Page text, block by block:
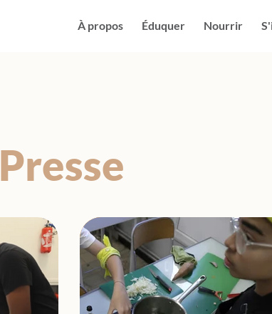
À propos Éduquer Nourrir
Presse